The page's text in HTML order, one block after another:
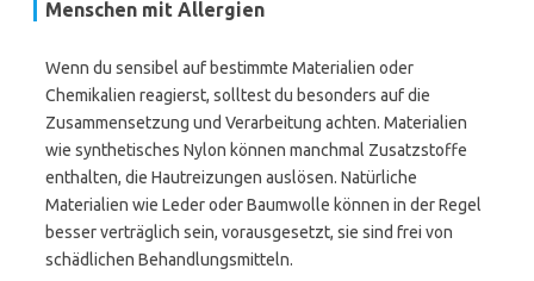
Menschen mit Allergien
Wenn du sensibel auf bestimmte Materialien oder
Chemikalien reagierst, solltest du besonders auf die
Zusammensetzung und Verarbeitung achten. Materialien
wie synthetisches Nylon können manchmal Zusatzstoffe
enthalten, die Hautreizungen auslösen. Natürliche
Materialien wie Leder oder Baumwolle können in der Regel
besser verträglich sein, vorausgesetzt, sie sind frei von
schädlichen Behandlungsmitteln.